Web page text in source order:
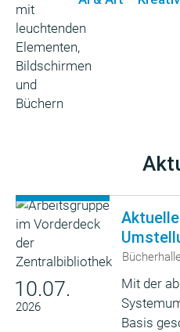
10.07.
2026
Mit der
Basis